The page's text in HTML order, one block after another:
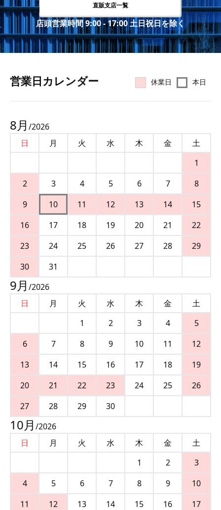
直販支店一覧
店頭営業時間 9:00 - 17:00 土日祝日を除く
営業⽇カレンダー 休業日 本日
8月 /2026
日
月 火 水 木 金
土
1
2
3 4 5 6 7
8
9
10 11 12 13 14
15
16
17 18 19 20 21
22
23
24 25 26 27 28
29
30
31
9月 /2026
日
月 火 水 木 金
土
1
2 3 4
5
6
7 8 9 10 11
12
13
14 15 16 17 18
19
20
21 22 23 24 25
26
27
28 29 30
10月 /2026
日
月 火 水 木 金
土
1
2
3
4
5 6 7 8 9
10
11
12 13 14 15 16
17